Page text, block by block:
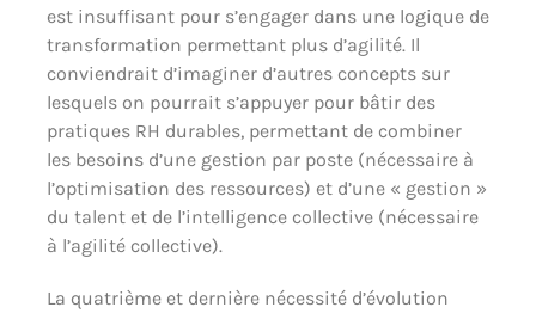
est insuffisant pour s’engager dans une logique de
transformation permettant plus d’agilité. Il
conviendrait d’imaginer d’autres concepts sur
lesquels on pourrait s’appuyer pour bâtir des
pratiques RH durables, permettant de combiner
les besoins d’une gestion par poste (nécessaire à
l’optimisation des ressources) et d’une « gestion »
du talent et de l’intelligence collective (nécessaire
à l’agilité collective).
La quatrième et dernière nécessité d’évolution